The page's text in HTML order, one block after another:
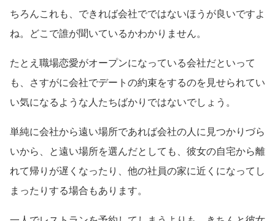
ちろんこれも、できれば会社でではないほうが良いですよ
ね。どこで誰が聞いているかわかりません。
たとえ職場恋愛がオープンになっている会社だといって
も、さすがに会社でデートの約束をするのを見せられてい
い気になるような人たちばかりではないでしょう。
単純に会社から遠い場所であれば会社の人に見つかりづら
いから、と遠い場所を選んだとしても、彼女の自宅から離
れて帰りが遅くなったり、他の社員の家に近くになってし
まったりする場合もあります。